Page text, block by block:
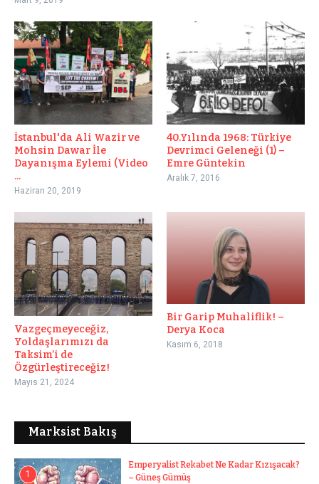
İstanbul'da Ali Wazir ve
Mohsin Dawar İle
Dayanışma Eylemi (Video
...
Haziran 20, 2019
40.Yılında 1968: Türkiye
Devrimci Geleneği (1) –
Emre Güntekin
Aralık 7, 2016
Vazgeçmeyeceğiz,
Yoldaşlarımızı da
Taksim’i de
Özgürleştireceğiz!
Mayıs 21, 2024
Bir Garip Muhaliflik! –
Derya Koca
Kasım 6, 2018
Marksist Bakış
1
Emperyalist Rekabet Ne Kadar Kızışacak?
– Güneş Gümüş